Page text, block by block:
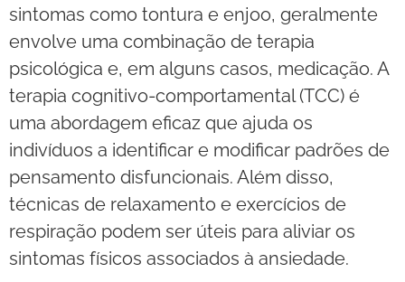
sintomas como tontura e enjoo, geralmente
envolve uma combinação de terapia
psicológica e, em alguns casos, medicação. A
terapia cognitivo-comportamental (TCC) é
uma abordagem eficaz que ajuda os
indivíduos a identificar e modificar padrões de
pensamento disfuncionais. Além disso,
técnicas de relaxamento e exercícios de
respiração podem ser úteis para aliviar os
sintomas físicos associados à ansiedade.